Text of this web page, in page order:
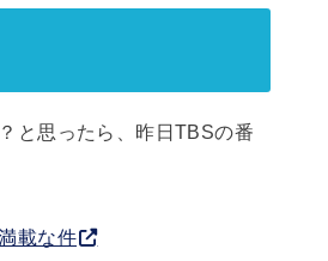
と思ったら、昨日TBSの番
載な件